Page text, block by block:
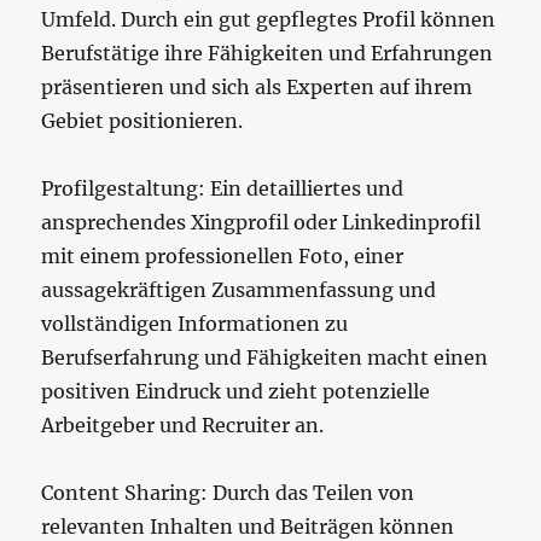
Umfeld. Durch ein gut gepflegtes Profil können
Berufstätige ihre Fähigkeiten und Erfahrungen
präsentieren und sich als Experten auf ihrem
Gebiet positionieren.
Profilgestaltung: Ein detailliertes und
ansprechendes Xingprofil oder Linkedinprofil
mit einem professionellen Foto, einer
aussagekräftigen Zusammenfassung und
vollständigen Informationen zu
Berufserfahrung und Fähigkeiten macht einen
positiven Eindruck und zieht potenzielle
Arbeitgeber und Recruiter an.
Content Sharing: Durch das Teilen von
relevanten Inhalten und Beiträgen können